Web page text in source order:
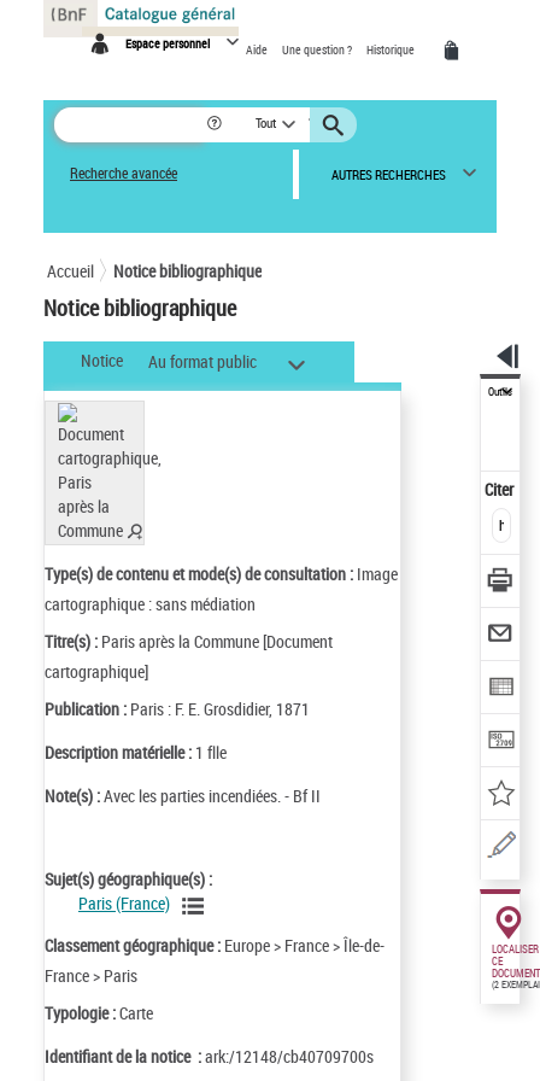
Espace personnel Aide Une question ? Historique
Tout
Recherche avancée AUTRES RECHERCHES
Accueil Notice bibliographique
Notice bibliographique
Notice Au format public
Type(s) de contenu et mode(s) de consultation : Image
cartographique : sans médiation
Titre(s) : Paris après la Commune [Document
cartographique]
Publication : Paris : F. E. Grosdidier, 1871
Description matérielle : 1 flle
Note(s) :Avec les parties incendiées. - Bf II
Sujet(s) géographique(s) :
Paris (France)
Classement géographique : Europe > France > Île-de-
France > Paris
Typologie :Carte
Identifiant de la notice :ark:/12148/cb40709700s
Outils
Citer
LOCALISER
CE
DOCUMENT
(2
Panneau de gestion des cookies